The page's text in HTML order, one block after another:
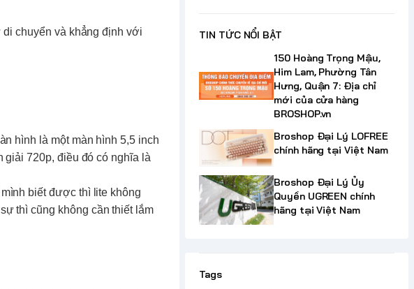
chuyển và khẳng định với
hình là một màn hình 5,5 inch
720p, điều đó có nghĩa là
biết được thì lite không
thì cũng không cần thiết lắm
TIN TỨC NỔI BẬT
150 Hoàng Trọng Mậu,
Him Lam, Phường Tân
Hưng, Quận 7: Địa chỉ
mới của cửa hàng
BROSHOP.vn
Broshop Đại Lý LOFREE
chính hãng tại Việt Nam
Broshop Đại Lý Ủy
Quyền UGREEN chính
hãng tại Việt Nam
Tags